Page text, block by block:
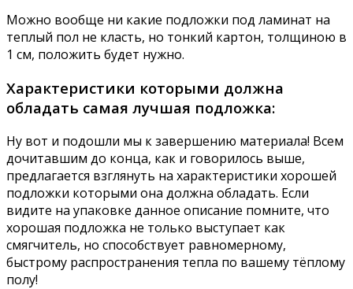
Можно вообще ни какие подложки под ламинат на
теплый пол не класть, но тонкий картон, толщиною в
1 см, положить будет нужно.
Характеристики которыми должна
обладать самая лучшая подложка:
Ну вот и подошли мы к завершению материала! Всем
дочитавшим до конца, как и говорилось выше,
предлагается взглянуть на характеристики хорошей
подложки которыми она должна обладать. Если
видите на упаковке данное описание помните, что
хорошая подложка не только выступает как
смягчитель, но способствует равномерному,
быстрому распространения тепла по вашему тёплому
полу!